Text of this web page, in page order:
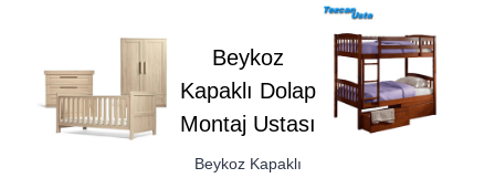
Beykoz
Kapaklı Dolap
Montaj Ustası
Beykoz Kapaklı